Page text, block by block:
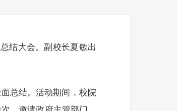
结大会。副校长夏敏出
总结。活动期间，校院